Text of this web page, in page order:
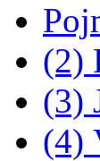
(2)
(3)
(4)